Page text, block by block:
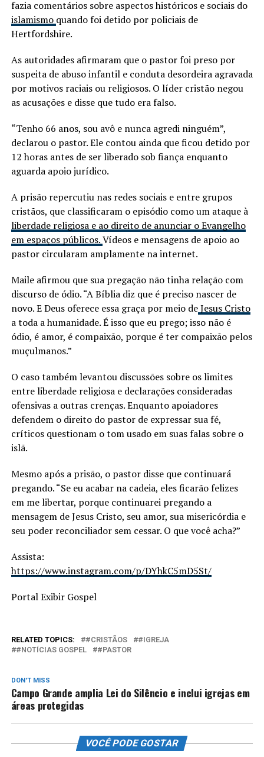
fazia comentários sobre aspectos históricos e sociais do
islamismo quando foi detido por policiais de
Hertfordshire.
As autoridades afirmaram que o pastor foi preso por
suspeita de abuso infantil e conduta desordeira agravada
por motivos raciais ou religiosos. O líder cristão negou
as acusações e disse que tudo era falso.
“Tenho 66 anos, sou avô e nunca agredi ninguém”,
declarou o pastor. Ele contou ainda que ficou detido por
12 horas antes de ser liberado sob fiança enquanto
aguarda apoio jurídico.
A prisão repercutiu nas redes sociais e entre grupos
cristãos, que classificaram o episódio como um ataque à
liberdade religiosa e ao direito de anunciar o Evangelho
em espaços públicos.Vídeos e mensagens de apoio ao
pastor circularam amplamente na internet.
Maile afirmou que sua pregação não tinha relação com
discurso de ódio. “A Bíblia diz que é preciso nascer de
novo. E Deus oferece essa graça por meio deJesus Cristo
a toda a humanidade. É isso que eu prego; isso não é
ódio, é amor, é compaixão, porque é ter compaixão pelos
muçulmanos.”
O caso também levantou discussões sobre os limites
entre liberdade religiosa e declarações consideradas
ofensivas a outras crenças. Enquanto apoiadores
defendem o direito do pastor de expressar sua fé,
críticos questionam o tom usado em suas falas sobre o
islã.
Mesmo após a prisão, o pastor disse que continuará
pregando. “Se eu acabar na cadeia, eles ficarão felizes
em me libertar, porque continuarei pregando a
mensagem de Jesus Cristo, seu amor, sua misericórdia e
seu poder reconciliador sem cessar. O que você acha?”
Assista:
https://www.instagram.com/p/DYhkC5mD5St/
Portal Exibir Gospel
RELATED TOPICS: #CRISTÃOS
#IGREJA
#NOTÍCIAS GOSPEL
#PASTOR
DON'T MISS
Campo Grande amplia Lei do Silêncio e inclui igrejas em
áreas protegidas
VOCÊ PODE GOSTAR